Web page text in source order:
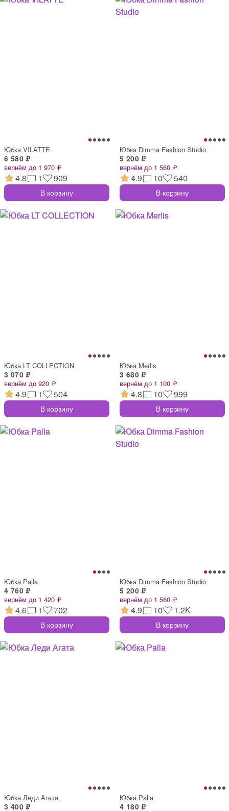
Юбка VILATTE
6 580 ₽
вернём до 1 970 ₽
4.8 1 909
В корзину
Юбка Dimma Fashion Studio
5 200 ₽
вернём до 1 560 ₽
4.9 10 540
В корзину
Юбка LT COLLECTION
3 070 ₽
вернём до 920 ₽
4.9 1 504
В корзину
Юбка Merlis
3 680 ₽
вернём до 1 100 ₽
4.8 10 999
В корзину
Юбка Palla
4 760 ₽
вернём до 1 420 ₽
4.6 1 702
В корзину
Юбка Dimma Fashion Studio
5 200 ₽
вернём до 1 560 ₽
4.9 10 1.2K
В корзину
Юбка Леди Агата
3 400 ₽
Юбка Palla
4 180 ₽